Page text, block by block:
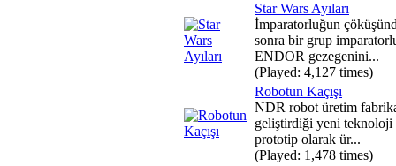
Star Wars Ayıları
İmparatorluğun
sonra bir grup
ENDOR gezegenini...
(Played: 4,127 times)
Robotun Kaçışı
NDR robot üretim
geliştirdiği yeni teknoloji
prototip olarak ür...
(Played: 1,478 times)